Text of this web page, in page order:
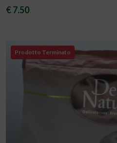
€ 7.50
Prodotto Terminato